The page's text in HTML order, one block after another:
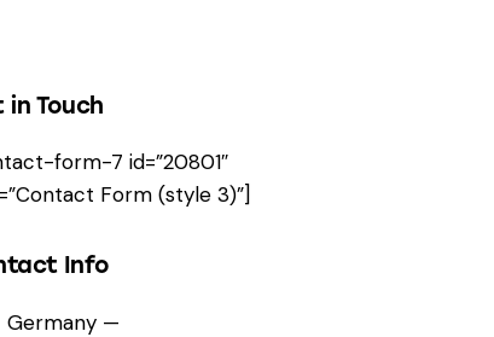
in Touch
form-7 id=”20801″
Form (style 3)”]
Info
Germany —